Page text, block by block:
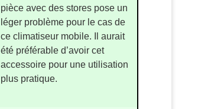
pièce avec des stores pose un
léger problème pour le cas de
ce climatiseur mobile. Il aurait
été préférable d’avoir cet
accessoire pour une utilisation
plus pratique.